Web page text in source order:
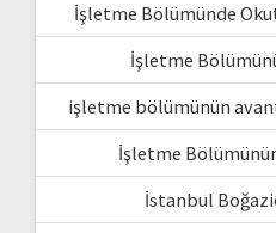
İşletme Bölümünde
İşletme
işletme bölümünün
İşletme
İstanbul